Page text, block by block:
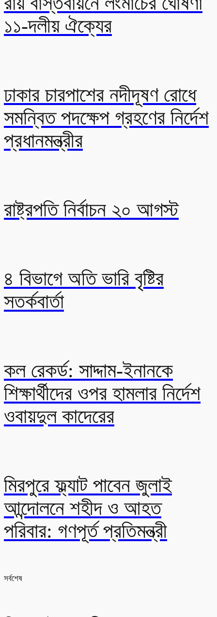
১১-দলীয় ঐক্যের
ঢাকার চারপাশের নদীদূষণ রোধে
সমন্বিত পদক্ষেপ গ্রহণের নির্দেশ
প্রধানমন্ত্রীর
রাষ্ট্রপতি নির্বাচন ২০ আগস্ট
৪ বিভাগে অতি ভারি বৃষ্টির
সতর্কবার্তা
কল রেকর্ড: সাদ্দাম-ইনানকে
শিক্ষার্থীদের ওপর হামলার নির্দেশ
ওবায়দুল কাদেরের
মিরপুরে ফ্ল্যাট পাবেন জুলাই
আন্দোলনে শহীদ ও আহত
পরিবার: গণপূর্ত প্রতিমন্ত্রী
সর্বশেষ